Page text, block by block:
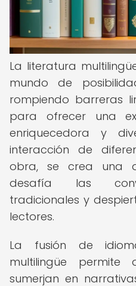
La literatura
mundo de
rompiendo barreras
para ofrecer una
enriquecedora y
interacción de
obra, se crea una
desafía las
tradicionales y
lectores.
La fusión de
multilingüe
sumerjan en